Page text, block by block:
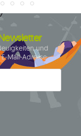
und
Mail-Adresse: